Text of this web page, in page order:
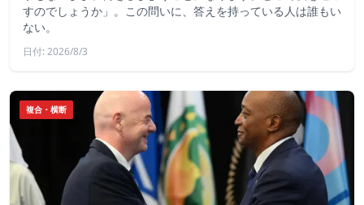
すのでしょうか」。この問いに、答えを持っている人は誰もい
ない。
日付: 2026/8/3
複合・横断